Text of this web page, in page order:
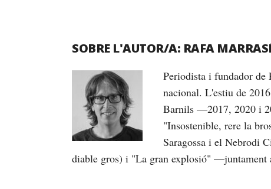
SOBRE L'AUTOR/A: RAFA
Periodista i fundador de
nacional. L'estiu de
Barnils —2017, 2020 i
"Insostenible, rere la
Saragossa i el Nebrodi
diable gros) i "La gran explosió"